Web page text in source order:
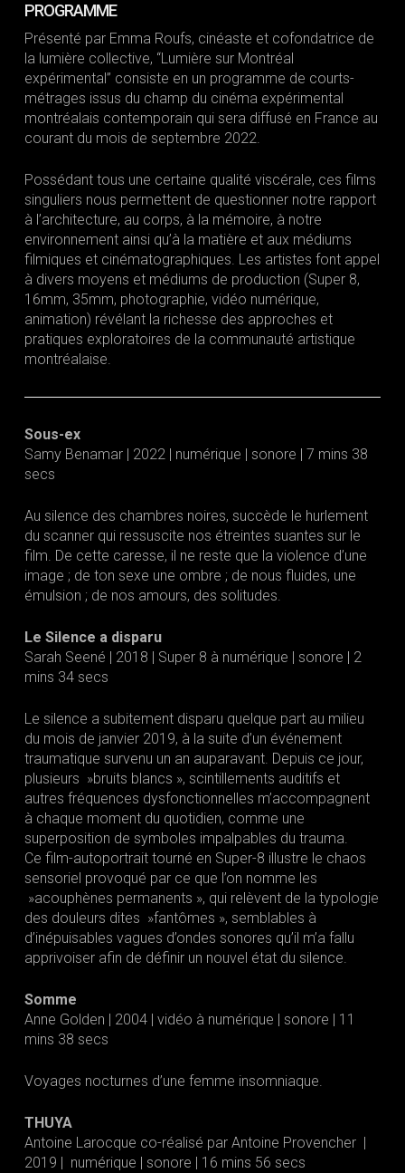
PROGRAMME
Présenté par Emma Roufs, cinéaste et cofondatrice de
la lumière collective, “Lumière sur Montréal
expérimental” consiste en un programme de courts-
métrages issus du champ du cinéma expérimental
montréalais contemporain qui sera diffusé en France au
courant du mois de septembre 2022.
Possédant tous une certaine qualité viscérale, ces films
singuliers nous permettent de questionner notre rapport
à l’architecture, au corps, à la mémoire, à notre
environnement ainsi qu’à la matière et aux médiums
filmiques et cinématographiques. Les artistes font appel
à divers moyens et médiums de production (Super 8,
16mm, 35mm, photographie, vidéo numérique,
animation) révélant la richesse des approches et
pratiques exploratoires de la communauté artistique
montréalaise.
Sous-ex
Samy Benamar | 2022 | numérique | sonore | 7 mins 38
secs
Au silence des chambres noires, succède le hurlement
du scanner qui ressuscite nos étreintes suantes sur le
film. De cette caresse, il ne reste que la violence d’une
image ; de ton sexe une ombre ; de nous fluides, une
émulsion ; de nos amours, des solitudes.
Le Silence a disparu
Sarah Seené | 2018 | Super 8 à numérique | sonore | 2
mins 34 secs
Le silence a subitement disparu quelque part au milieu
du mois de janvier 2019, à la suite d’un événement
traumatique survenu un an auparavant. Depuis ce jour,
plusieurs »bruits blancs », scintillements auditifs et
autres fréquences dysfonctionnelles m’accompagnent
à chaque moment du quotidien, comme une
superposition de symboles impalpables du trauma.
Ce film-autoportrait tourné en Super-8 illustre le chaos
sensoriel provoqué par ce que l’on nomme les
»acouphènes permanents », qui relèvent de la typologie
des douleurs dites »fantômes », semblables à
d’inépuisables vagues d’ondes sonores qu’il m’a fallu
apprivoiser afin de définir un nouvel état du silence.
Somme
Anne Golden | 2004 | vidéo à numérique | sonore | 11
mins 38 secs
Voyages nocturnes d’une femme insomniaque.
THUYA
Antoine Larocque co-réalisé par Antoine Provencher |
2019 | numérique | sonore | 16 mins 56 secs